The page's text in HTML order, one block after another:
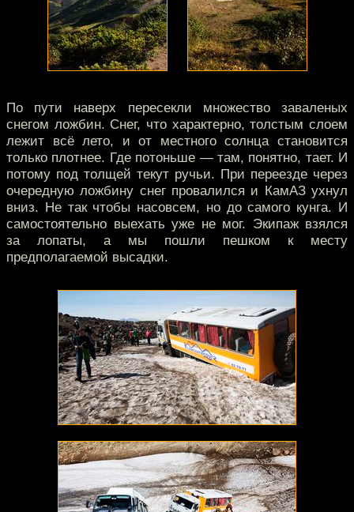
По пути наверх пересекли множество заваленых
снегом ложбин. Снег, что характерно, толстым слоем
лежит всё лето, и от местного солнца становится
только плотнее. Где потоньше — там, понятно, тает. И
потому под толщей текут ручьи. При переезде через
очередную ложбину снег провалился и КамАЗ ухнул
вниз. Не так чтобы насовсем, но до самого кунга. И
самостоятельно выехать уже не мог. Экипаж взялся
за лопаты, а мы пошли пешком к месту
предполагаемой высадки.